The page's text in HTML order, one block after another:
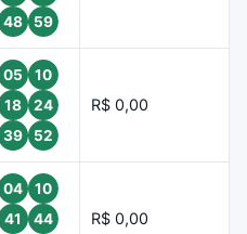
48
59
05
10
18
24
39
52
R$ 0,00
04
10
41
44
R$ 0,00